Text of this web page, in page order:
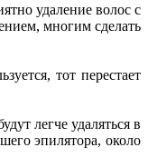
удаление волос с
многим сделать
тот перестает
легче удаляться в
эпилятора, около